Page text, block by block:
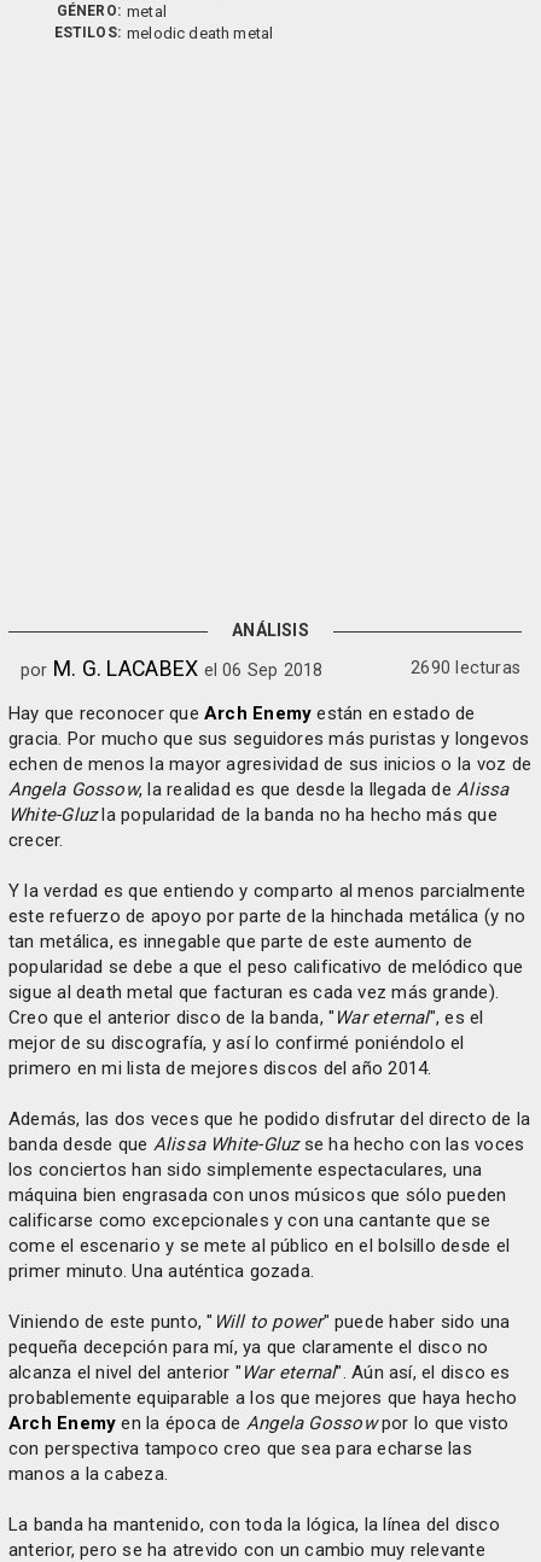
GÉNERO: metal
ESTILOS: melodic death metal
ANÁLISIS
por M. G. LACABEX el 06 Sep 2018 2690 lecturas
Hay que reconocer que Arch Enemy están en estado de
gracia. Por mucho que sus seguidores más puristas y longevos
echen de menos la mayor agresividad de sus inicios o la voz de
Angela Gossow, la realidad es que desde la llegada deAlissa
White-Gluzla popularidad de la banda no ha hecho más que
crecer.
Y la verdad es que entiendo y comparto al menos parcialmente
este refuerzo de apoyo por parte de la hinchada metálica (y no
tan metálica, es innegable que parte de este aumento de
popularidad se debe a que el peso calificativo de melódico que
sigue al death metal que facturan es cada vez más grande).
Creo que el anterior disco de la banda, " War eternal", es el
mejor de su discografía, y así lo confirmé poniéndolo el
primero en mi lista de mejores discos del año 2014.
Además, las dos veces que he podido disfrutar del directo de la
banda desde que Alissa White-Gluzse ha hecho con las voces
los conciertos han sido simplemente espectaculares, una
máquina bien engrasada con unos músicos que sólo pueden
calificarse como excepcionales y con una cantante que se
come el escenario y se mete al público en el bolsillo desde el
primer minuto. Una auténtica gozada.
Viniendo de este punto, " Will to power" puede haber sido una
pequeña decepción para mí, ya que claramente el disco no
alcanza el nivel del anterior " War eternal". Aún así, el disco es
probablemente equiparable a los que mejores que haya hecho
Arch Enemy en la época de Angela Gossowpor lo que visto
con perspectiva tampoco creo que sea para echarse las
manos a la cabeza.
La banda ha mantenido, con toda la lógica, la línea del disco
anterior, pero se ha atrevido con un cambio muy relevante